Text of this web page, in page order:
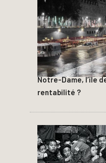
Notre-Dame, l’île
rentabilité ?